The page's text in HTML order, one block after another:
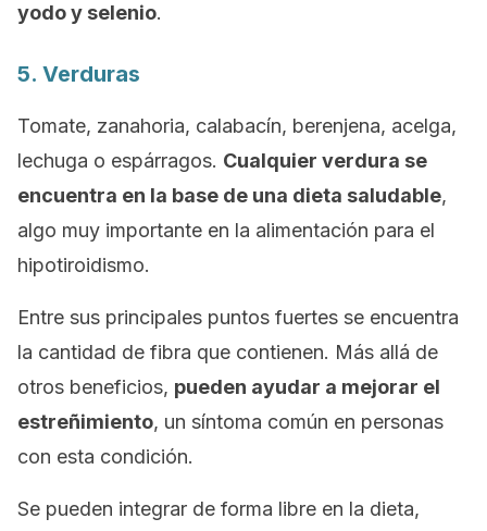
yodo y selenio.
5. Verduras
Tomate, zanahoria, calabacín, berenjena, acelga,
lechuga o espárragos. Cualquier verdura se
encuentra en la base de una dieta saludable,
algo muy importante en la alimentación para el
hipotiroidismo.
Entre sus principales puntos fuertes se encuentra
la cantidad de fibra que contienen. Más allá de
otros beneficios, pueden ayudar a mejorar el
estreñimiento, un síntoma común en personas
con esta condición.
Se pueden integrar de forma libre en la dieta,